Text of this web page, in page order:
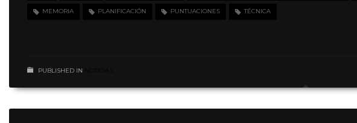
MEMORIA PLANIFICACIÓN PUNTUACIONES TÉCNICA
PUBLISHED IN